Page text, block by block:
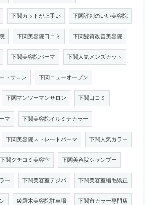
下関カットが上手い 下関評判のいい美容院
下関美容院口コミ 下関髪質改善美容院
下関美容院パーマ 下関人気メンズカット
トサロン 下関ニューオープン
下関マンツーマンサロン 下関口コミ
マ 下関美容院イルミナカラー
下関美容院ストレートパーマ 下関人気カラー
下関クチコミ美容室 下関美容院シャンプー
ー 下関美容室デジパ 下関美容室縮毛矯正
綾羅木美容院駐車場 下関市カラー専門店